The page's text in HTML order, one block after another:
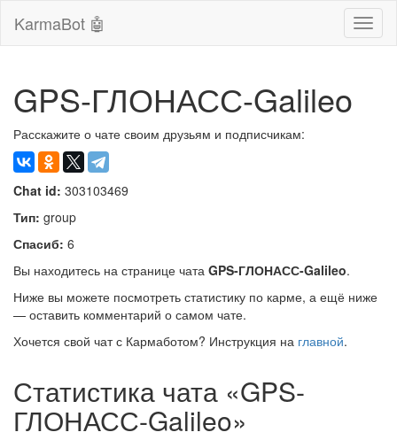
KarmaBot 🤖
GPS-ГЛОНАСС-Galileo
Расскажите о чате своим друзьям и подписчикам:
Chat id: 303103469
Тип: group
Спасиб: 6
Вы находитесь на странице чата GPS-ГЛОНАСС-Galileo.
Ниже вы можете посмотреть статистику по карме, а ещё ниже
— оставить комментарий о самом чате.
Хочется свой чат с Кармаботом? Инструкция на главной.
Статистика чата «GPS-
ГЛОНАСС-Galileo»